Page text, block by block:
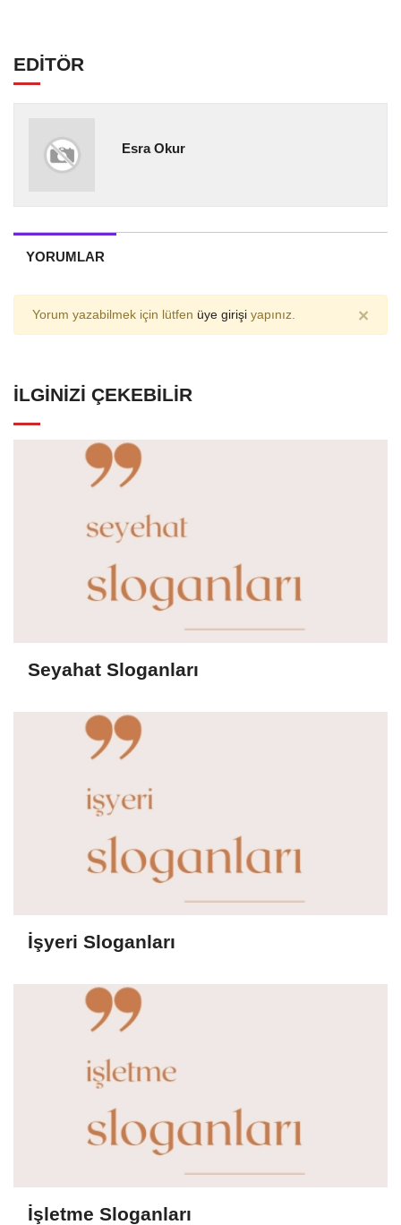
EDİTÖR
Esra Okur
YORUMLAR
Yorum yazabilmek için lütfen üye girişi yapınız. ×
İLGINIZI ÇEKEBILIR
Seyahat Sloganları
İşyeri Sloganları
İşletme Sloganları